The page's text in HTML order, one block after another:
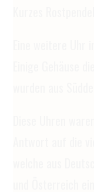
Kurzes
Eine weitere
Einige Gehäuse
wurden aus
Diese Uhren
Antwort auf die